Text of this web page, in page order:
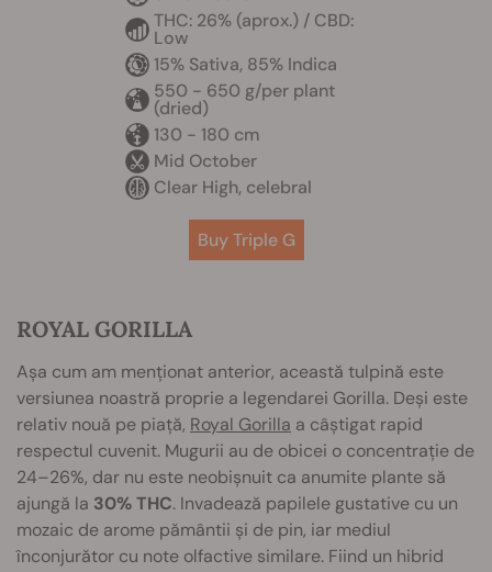
THC: 26% (aprox.) / CBD:
Low
15% Sativa, 85% Indica
550 - 650 g/per plant
(dried)
130 - 180 cm
Mid October
Clear High, celebral
Buy Triple G
ROYAL GORILLA
Așa cum am menționat anterior, această tulpină este
versiunea noastră proprie a legendarei Gorilla. Deși este
relativ nouă pe piață, Royal Gorilla a câștigat rapid
respectul cuvenit. Mugurii au de obicei o concentrație de
24–26%, dar nu este neobișnuit ca anumite plante să
ajungă la 30% THC. Invadează papilele gustative cu un
mozaic de arome pământii și de pin, iar mediul
înconjurător cu note olfactive similare. Fiind un hibrid